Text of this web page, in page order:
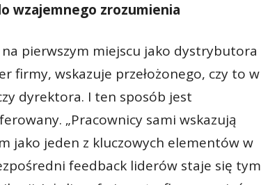
wzajemnego zrozumienia
pierwszym miejscu jako dystrybutora
firmy, wskazuje przełożonego, czy to w
dyrektora. I ten sposób jest
„Pracownicy sami wskazują
jako jeden z kluczowych elementów w
feedback liderów staje się tym